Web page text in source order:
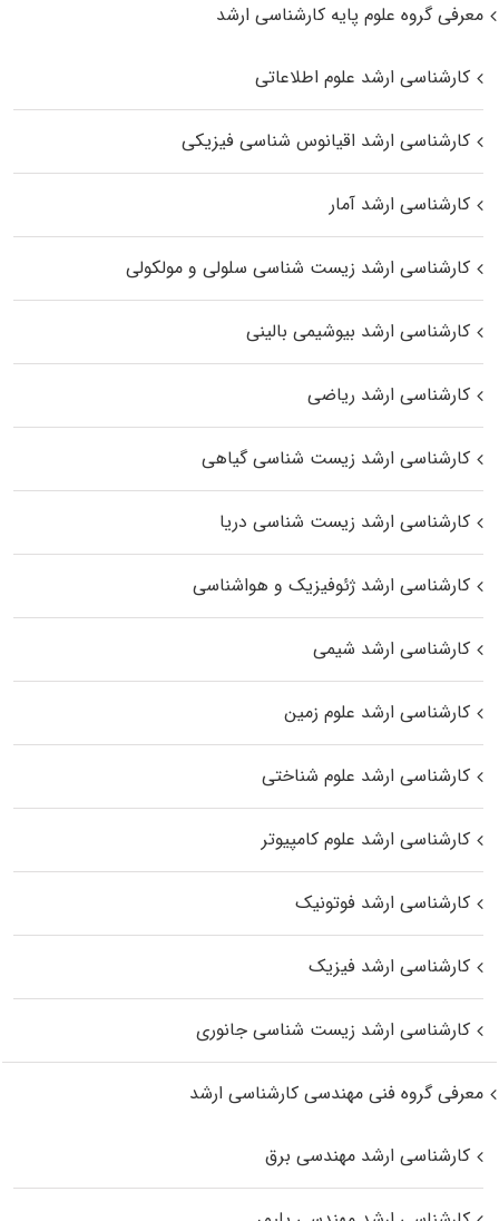
معرفی گروه علوم پایه کارشناسی ارشد
کارشناسی ارشد علوم اطلاعاتی
کارشناسی ارشد اقیانوس‌ شناسی فیزیکی
کارشناسی ارشد آمار
کارشناسی ارشد زیست شناسی سلولی و مولکولی
کارشناسی ارشد بیوشیمی بالینی
کارشناسی ارشد ریاضی
کارشناسی ارشد زیست‌ شناسی گیاهی
کارشناسی ارشد زیست‌ شناسی دریا
کارشناسی ارشد ژئوفیزیک و هواشناسی
کارشناسی ارشد شیمی
کارشناسی ارشد علوم زمین
کارشناسی ارشد علوم شناختی
کارشناسی ارشد علوم کامپیوتر
کارشناسی ارشد فوتونیک
کارشناسی ارشد فیزیک
کارشناسی ارشد زیست‌ شناسی جانوری
معرفی گروه فنی مهندسی کارشناسی ارشد
کارشناسی ارشد مهندسی برق